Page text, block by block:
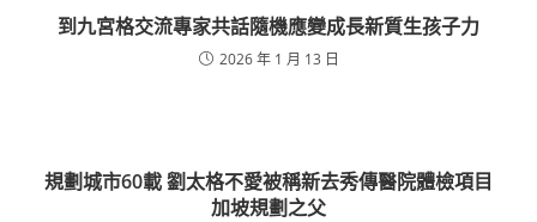
到九宮格交流專家共話隨機應變成長新質生孩子力
2026 年 1 月 13 日
規劃城市60載 劉太格不愛被稱新去秀傳醫院體檢項目
加坡規劃之父